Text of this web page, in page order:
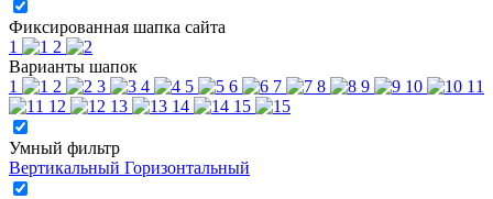
Фиксированная шапка сайта
1
2
Варианты шапок
1
2 3 4 5 6 7 8 9 10
11
12
13 14 15
Умный фильтр
Вертикальный Горизонтальный